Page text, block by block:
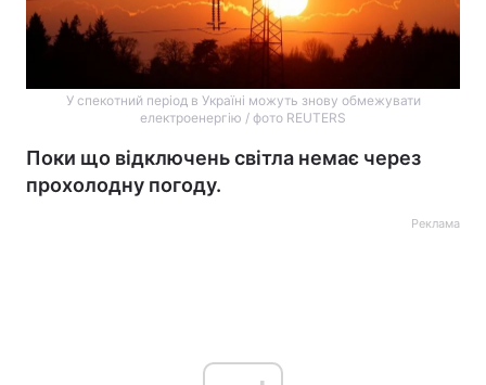
У спекотний період в Україні можуть знову обмежувати
електроенергію / фото REUTERS
Поки що відключень світла немає через
прохолодну погоду.
Реклама